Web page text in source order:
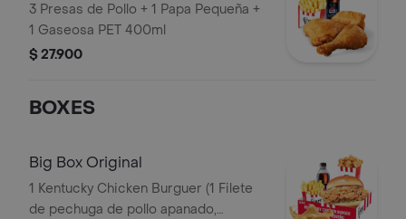
3 Presas de Pollo + 1 Papa Pequeña +
1 Gaseosa PET 400ml
$ 27.900
BOXES
Big Box Original
1 Kentucky Chicken Burguer (1 Filete
de pechuga de pollo apanado,